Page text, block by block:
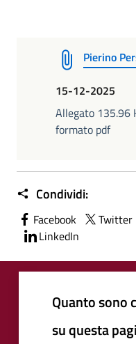
Pierino
15-12-2025
Allegato 135.96
formato pdf
Condividi:
Facebook Twitter
LinkedIn
Quanto sono
su questa